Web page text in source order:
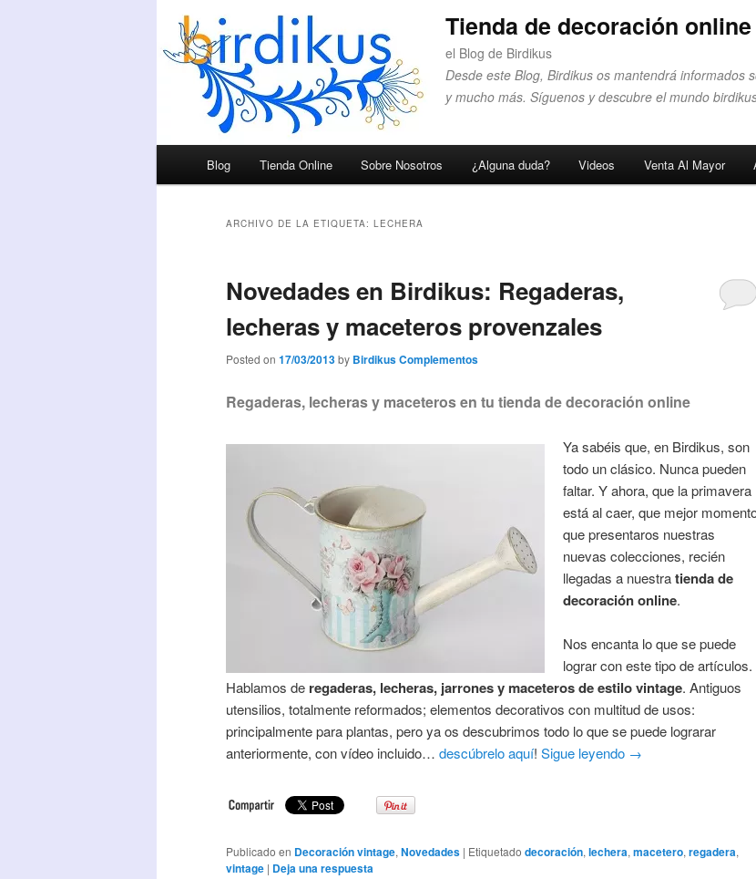
Tienda de decoración
el Blog de Birdikus
Desde este Blog, Birdikus os mantendrá informados
y mucho más. Síguenos y descubre el mundo
Ir al contenido principal
Ir al contenido secundario
Blog Tienda Online Sobre Nosotros ¿Alguna duda? Videos Venta Al Mayor
ARCHIVO DE LA ETIQUETA: LECHERA
Novedades en Birdikus: Regaderas,
lecheras y maceteros provenzales
Posted on 17/03/2013by Birdikus Complementos
Regaderas, lecheras y maceteros en tu tienda de decoración online
Ya sabéis que, en Birdikus, son
todo un clásico. Nunca pueden
faltar. Y ahora, que la primavera
está al caer, que mejor
que presentaros nuestras
nuevas colecciones, recién
llegadas a nuestratienda de
decoración online.
Nos encanta lo que se puede
lograr con este tipo de artículos.
Hablamos de regaderas, lecheras, jarrones y maceteros de estilo vintage. Antiguos
utensilios, totalmente reformados; elementos decorativos con multitud de usos:
principalmente para plantas, pero ya os descubrimos todo lo que se puede lograrar
anteriormente, con vídeo incluido… descúbrelo aquí! Sigue leyendo →
Publicado en Decoración vintage, Novedades | Etiquetado decoración, lechera, macetero, regadera,
vintage | Deja una respuesta